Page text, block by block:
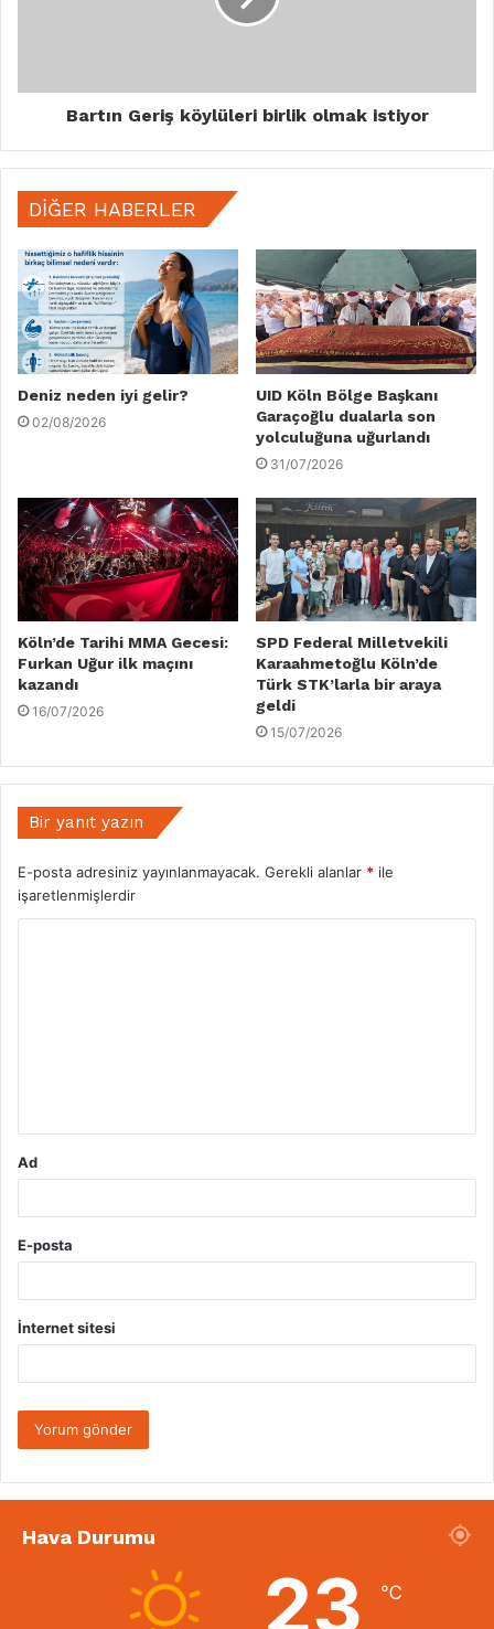
Bartın Geriş köylüleri birlik olmak istiyor
DIĞER HABERLER
Deniz neden iyi gelir?
02/08/2026
UID Köln Bölge Başkanı
Garaçoğlu dualarla son
yolculuğuna uğurlandı
31/07/2026
Köln’de Tarihi MMA Gecesi:
Furkan Uğur ilk maçını
kazandı
16/07/2026
SPD Federal Milletvekili
Karaahmetoğlu Köln’de
Türk STK’larla bir araya
geldi
15/07/2026
Bir yanıt yazın
E-posta adresiniz yayınlanmayacak. Gerekli alanlar * ile
işaretlenmişlerdir
Ad
E-posta
İnternet sitesi
Hava Durumu
23 ℃